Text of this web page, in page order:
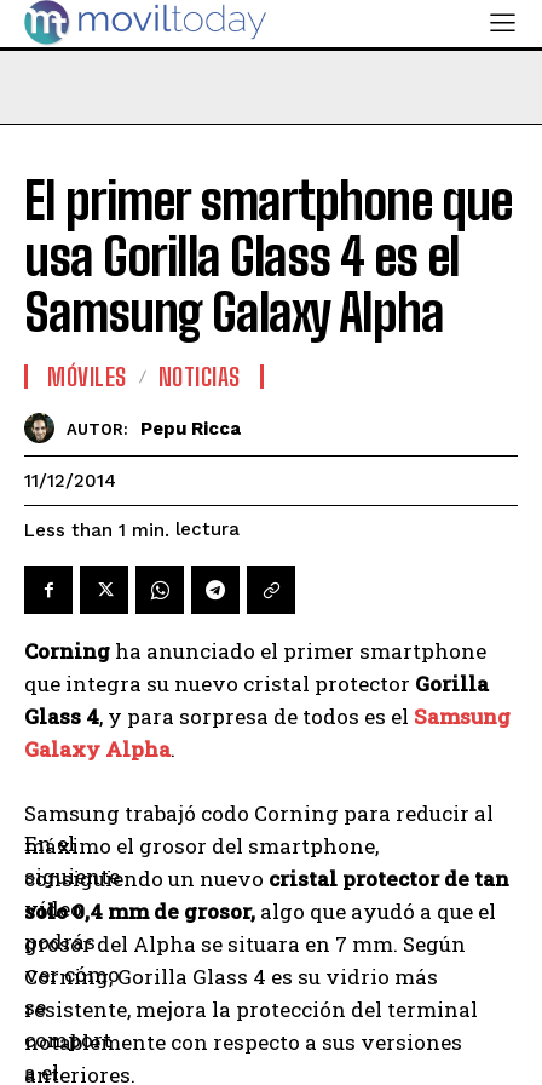
El primer smartphone que
usa Gorilla Glass 4 es el
Samsung Galaxy Alpha
MÓVILES NOTICIAS
AUTOR: Pepu Ricca
11/12/2014
Less than 1 min. lectura
Corning ha anunciado el primer smartphone
que integra su nuevo cristal protector Gorilla
Glass 4, y para sorpresa de todos es el Samsung
Galaxy Alpha.
Samsung trabajó codo Corning para reducir al
máximo el grosor del smartphone,
consiguiendo un nuevo cristal protector de tan
solo 0,4 mm de grosor, algo que ayudó a que el
grosor del Alpha se situara en 7 mm. Según
Corning, Gorilla Glass 4 es su vidrio más
resistente, mejora la protección del terminal
notablemente con respecto a sus versiones
anteriores.
En el
siguiente
vídeo
podrás
ver cómo
se
comport
a el